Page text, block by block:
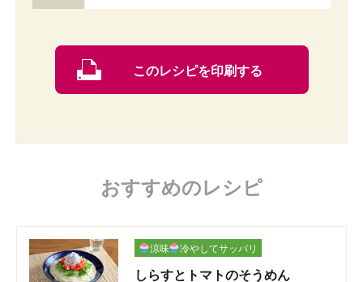
このレシピを印刷する
おすすめのレシピ
涼味 冷やしてサッパリ
しらすとトマトのそうめん